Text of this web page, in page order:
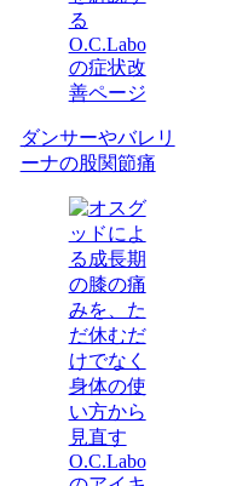
ダンサーやバレリ
ーナの股関節痛